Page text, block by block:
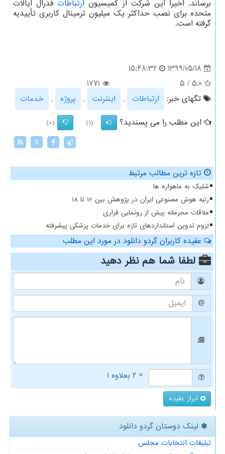
برساند. اخیراً این شرکت از کمیسیون ارتباطاتفدرال ایالات
متحده برای نصب حداکثر یک میلیون ترمینال کاربری تأییدیه
گرفته است.
1399/05/18
15:48:32
5.0
/
5
1771
تگهای خبر:
ارتباطات , اینترنت , پروژه ,
خدمات
این مطلب را می پسندید؟
(1)
(0)
X
تازه ترین مطالب مرتبط
شلیک به ماهواره ها
رتبه هوش مصنوعی ایران در پژوهش بین 12 تا 18
ملاقات محرمانه پیش از رونمایی فراری
لزوم تدوین استانداردهای تازه برای خدمات پزشکی پیشرفته
عقیده کاربران گردو دانلود در مورد این مطلب
لطفا شما همنظر دهید
= ۲ بعلاوه ۱
ابراز عقیده
لینک دوستان گردو دانلود
تبلیغات انتخابات مجلس